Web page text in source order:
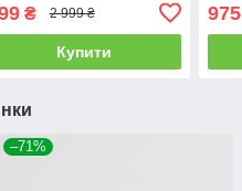
₴ 2 999 ₴
Купити
975
–71%